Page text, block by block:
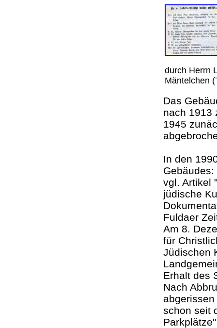
durch Herrn
Mäntelchen
Das
nach 1913
1945
In den
vgl. Artikel
jüdische
Fuldaer
Am 8.
für
Jüdischen
Erhalt des
Nach
schon seit